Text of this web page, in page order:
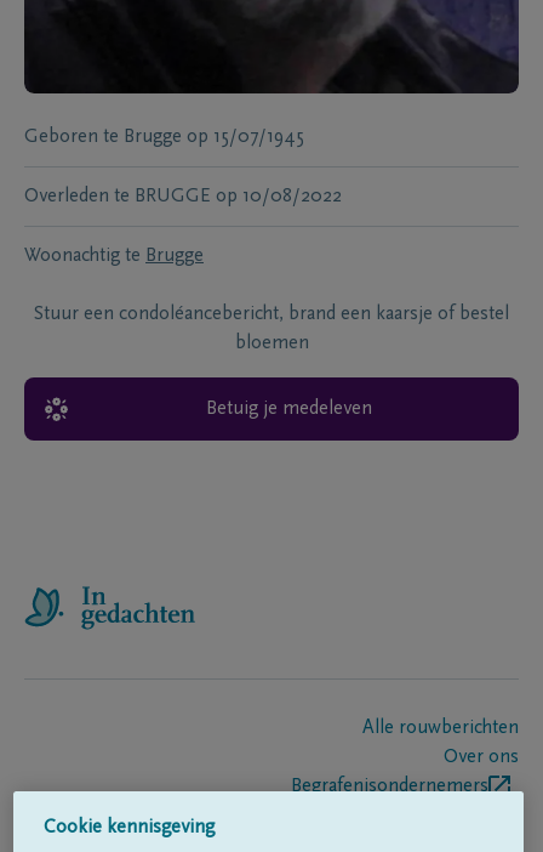
Geboren te Brugge op 15/07/1945
Overleden te BRUGGE op 10/08/2022
Woonachtig te Brugge
Stuur een condoléancebericht, brand een kaarsje of bestel
bloemen
Betuig je medeleven
Alle rouwberichten
Over ons
Begrafenisondernemers
Cookie kennisgeving